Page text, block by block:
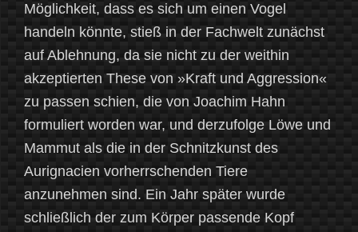
Möglichkeit, dass es sich um einen Vogel
handeln könnte, stieß in der Fachwelt zunächst
auf Ablehnung, da sie nicht zu der weithin
akzeptierten These von »Kraft und Aggression«
zu passen schien, die von Joachim Hahn
formuliert worden war, und derzufolge Löwe und
Mammut als die in der Schnitzkunst des
Aurignacien vorherrschenden Tiere
anzunehmen sind. Ein Jahr später wurde
schließlich der zum Körper passende Kopf